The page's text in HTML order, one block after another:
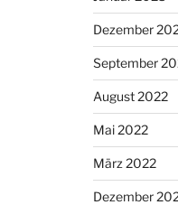
Dezember
September
August 2022
Mai 2022
März 2022
Dezember